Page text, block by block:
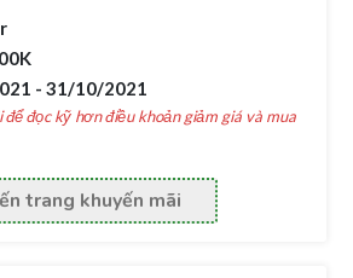
- 31/10/2021
đọc kỹ hơn điều khoản giảm giá và mua
trang khuyến mãi